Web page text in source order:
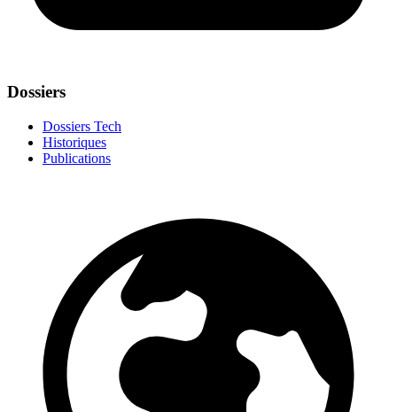
Dossiers
Dossiers Tech
Historiques
Publications